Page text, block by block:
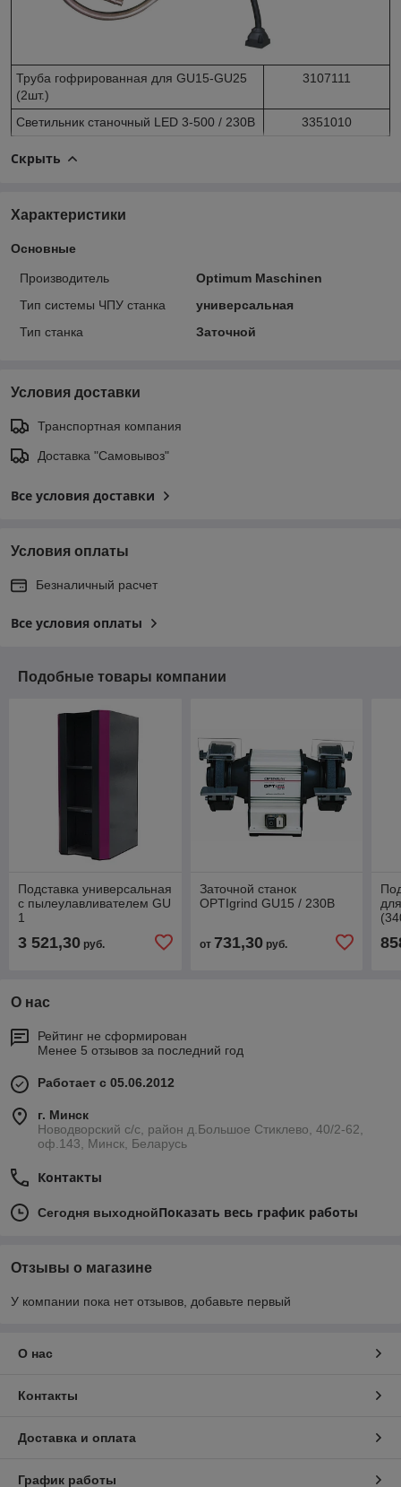
Труба гофрированная для GU15-GU25
(2шт.)
3107111
Светильник станочный LED 3-500 / 230В 3351010
Скрыть
Характеристики
Основные
Производитель
Optimum Maschinen
Тип системы ЧПУ станка
универсальная
Тип станка
Заточной
Условия доставки
Транспортная компания
Доставка "Самовывоз"
Все условия доставки
Условия оплаты
Безналичный расчет
Все условия оплаты
Подобные товары компании
Подставка универсальная
с пылеулавливателем GU
1
3 521,30 руб.
Заточной станок
OPTIgrind GU15 / 230В
от 731,30руб.
О нас
Рейтинг не сформирован
Менее 5 отзывов за последний год
Работает с 05.06.2012
г. Минск
Новодворский с/с, район д.Большое Стиклево, 40/2-62,
оф.143, Минск, Беларусь
Контакты
Сегодня выходнойПоказать весь график работы
Отзывы о магазине
У компании пока нет отзывов, добавьте первый
О нас
Контакты
Доставка и оплата
График работы